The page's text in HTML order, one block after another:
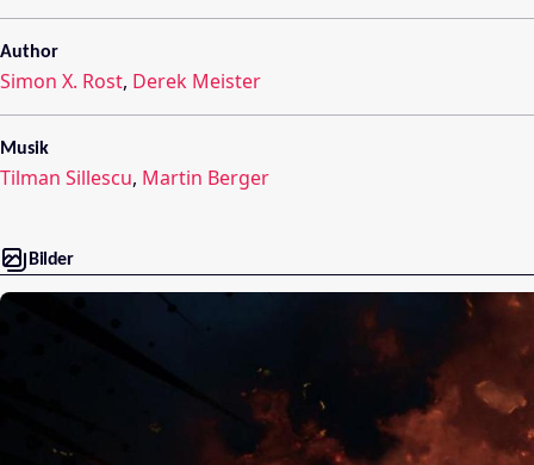
Author
Simon X. Rost, Derek Meister
Musik
Tilman Sillescu, Martin Berger
Bilder